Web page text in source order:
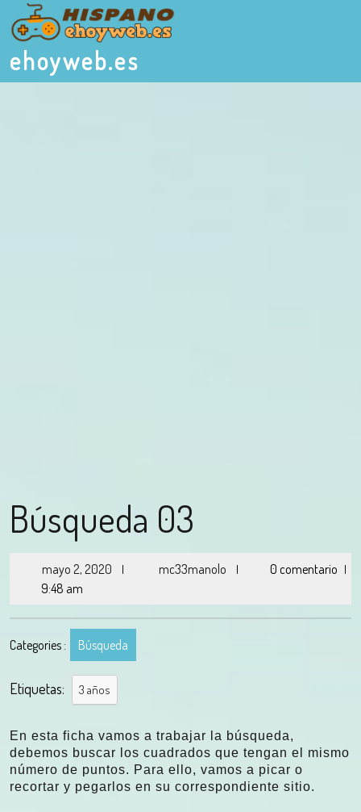
ehoyweb.es
Búsqueda 03
mayo 2, 2020 | mc33manolo | 0 comentario |
9:48 am
Categories : Búsqueda
Etiquetas: 3 años
En esta ficha vamos a trabajar la búsqueda,
debemos buscar los cuadrados que tengan el mismo
número de puntos. Para ello, vamos a picar o
recortar y pegarlos en su correspondiente sitio.